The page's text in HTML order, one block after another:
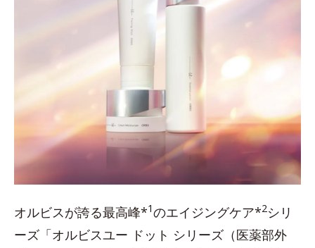
オルビスが誇る最高峰*1のエイジングケア*2シリ
ーズ「オルビスユー ドット シリーズ（医薬部外